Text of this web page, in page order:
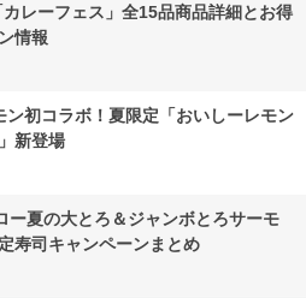
カレーフェス」全15品商品詳細とお得
情報
ン初コラボ！夏限定「おいしーレモン
新登場
ー夏の大とろ＆ジャンボとろサーモ
寿司キャンペーンまとめ